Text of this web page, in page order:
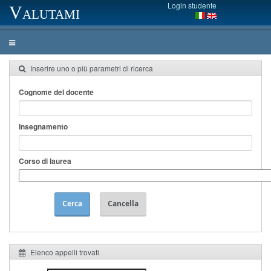
Valutami Login studente
Inserire uno o più parametri di ricerca
Cognome del docente
Insegnamento
Corso di laurea
Cerca Cancella
Elenco appelli trovati